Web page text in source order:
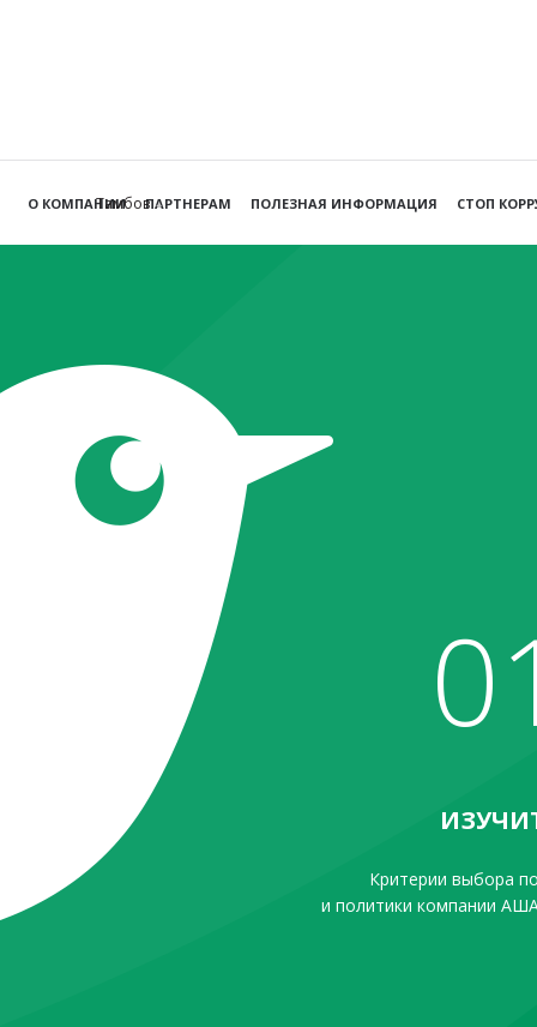
Тамбов
О КОМПАНИИ ПАРТНЕРАМ ПОЛЕЗНАЯ ИНФОРМАЦИЯ СТОП
Критерии выбора
и политики компании